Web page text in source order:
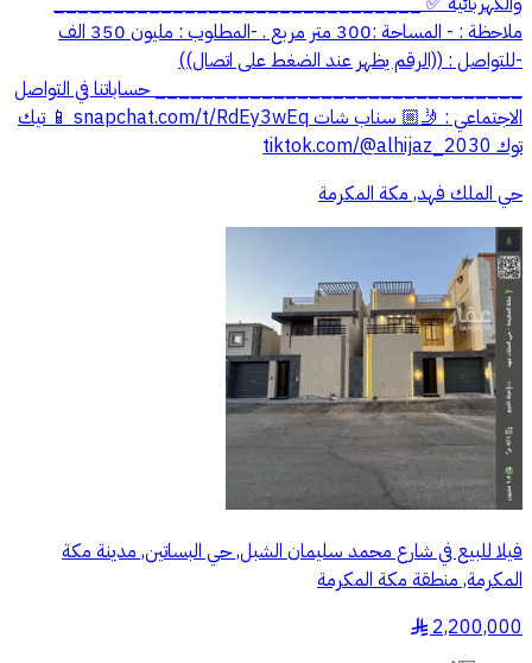
ملاحظة : - المساحة :300 متر مربع . -المطلوب : مليون 350 الف
-للتواصل : ((الرقم يظهر عند الضغط على اتصال))
_______________________________ حساباتنا في التواصل
الاجتماعي : ‏🤳🏼 سناب شات ‏snapchat.com/t/RdEy3wEq ‏📱 تيك
توك ‏tiktok.com/@alhijaz_2030
حي الملك فهد, مكة المكرمة
فيلا للبيع في شارع محمد سليمان الشبل, حي البساتين, مدينة مكة
المكرمة, منطقة مكة المكرمة
2,200,000
§